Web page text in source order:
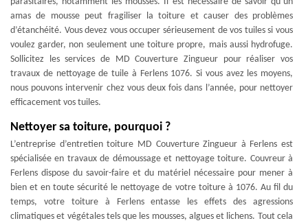
amas de mousse peut fragiliser la toiture et causer des problèmes
d’étanchéité. Vous devez vous occuper sérieusement de vos tuiles si vous
voulez garder, non seulement une toiture propre, mais aussi hydrofuge.
Sollicitez les services de MD Couverture Zingueur pour réaliser vos
travaux de nettoyage de tuile à Ferlens 1076. Si vous avez les moyens,
nous pouvons intervenir chez vous deux fois dans l’année, pour nettoyer
efficacement vos tuiles.
Nettoyer sa toiture, pourquoi ?
L’entreprise d’entretien toiture MD Couverture Zingueur à Ferlens est
spécialisée en travaux de démoussage et nettoyage toiture. Couvreur à
Ferlens dispose du savoir-faire et du matériel nécessaire pour mener à
bien et en toute sécurité le nettoyage de votre toiture à 1076. Au fil du
temps, votre toiture à Ferlens entasse les effets des agressions
climatiques et végétales tels que les mousses, algues et lichens. Tout cela